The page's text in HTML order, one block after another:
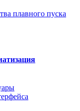
плавного пуска